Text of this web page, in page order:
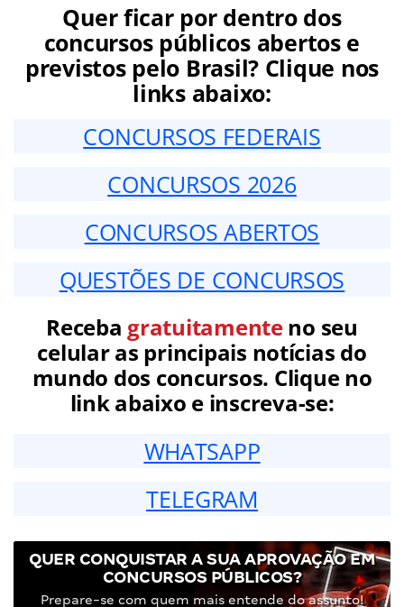
Quer ficar por dentro dos
concursos públicos abertos e
previstos pelo Brasil? Clique nos
links abaixo:
CONCURSOS FEDERAIS
CONCURSOS 2026
CONCURSOS ABERTOS
QUESTÕES DE CONCURSOS
Receba gratuitamenteno seu
celular as principais notícias do
mundo dos concursos. Clique no
link abaixo e inscreva-se:
WHATSAPP
TELEGRAM
QUER CONQUISTAR A SUA APROVAÇÃO EM
CONCURSOS PÚBLICOS?
Prepare-se com quem mais entende do assunto!